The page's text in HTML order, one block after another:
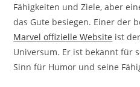
Fähigkeiten und Ziele, aber
das Gute besiegen. Einer der
Marvel offizielle Website ist
Universum. Er ist bekannt für
Sinn für Humor und seine